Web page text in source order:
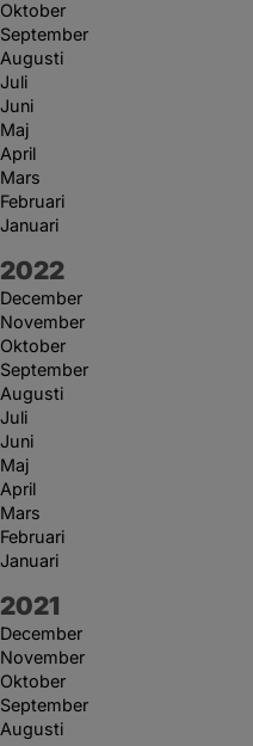
Oktober
September
Augusti
Juli
Juni
Maj
April
Mars
Februari
Januari
År:
2022
December
November
Oktober
September
Augusti
Juli
Juni
Maj
April
Mars
Februari
Januari
År:
2021
December
November
Oktober
September
Augusti